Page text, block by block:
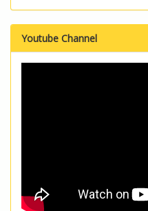
Youtube Channel